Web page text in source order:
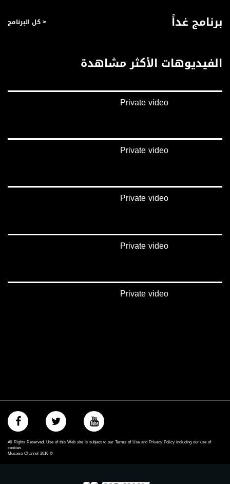
برنامج غداً < كل البرنامج
الفيديوهات الأكثر مشاهدة
Private video
Private video
Private video
Private video
Private video
All Rights Reserved. Use of this Web site is subject to our Terms of Use and Privacy Policy including our use of
cookies
©
2016